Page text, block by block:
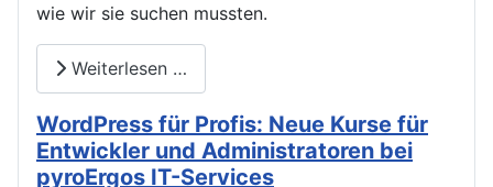
wie wir sie suchen mussten.
Weiterlesen …
WordPress für Profis: Neue Kurse für
Entwickler und Administratoren bei
pyroErgos IT-Services